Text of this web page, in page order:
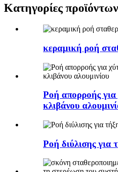
Κατηγορίες προϊόντων
κεραμική ροή
Ροή απορροής για
κλιβάνου
Ροή διύλισης για